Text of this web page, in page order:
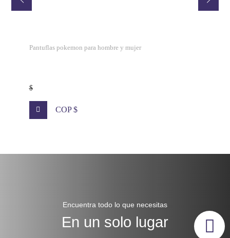
Pantuflas pokemon para hombre y mujer
$
COP $
Encuentra todo lo que necesitas
En un solo lugar